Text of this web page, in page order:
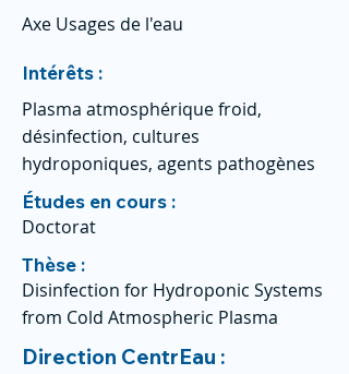
Axe Usages de l'eau
Intérêts :
Plasma atmosphérique froid,
désinfection, cultures
hydroponiques, agents pathogènes
Études en cours :
Doctorat
Thèse :
Disinfection for Hydroponic Systems
from Cold Atmospheric Plasma
Direction CentrEau :